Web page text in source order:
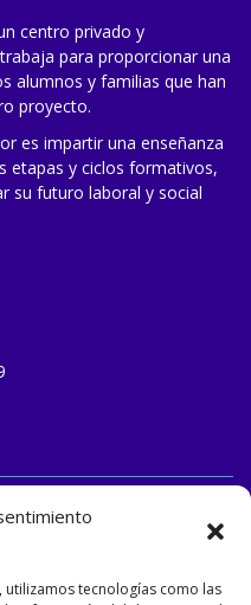
utilizamos tecnologías como las
centro privado y
para proporcionar una
alumnos y familias que han
proyecto.
es impartir una enseñanza
etapas y ciclos formativos,
su futuro laboral y social